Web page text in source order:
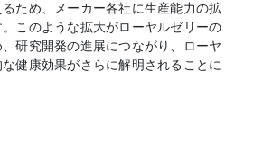
ため、メーカー各社に生産能力の拡
このような拡大がローヤルゼリーの
研究開発の進展につながり、ローヤ
健康効果がさらに解明されることに